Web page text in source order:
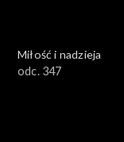
Miłość i nadzieja
odc. 347